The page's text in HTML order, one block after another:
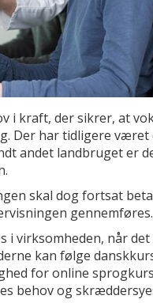
i kraft, der sikrer, at
Der har tidligere
andet landbruget er
skal dog fortsat
gennemføres.
i virksomheden, når
kan følge
for online
behov og